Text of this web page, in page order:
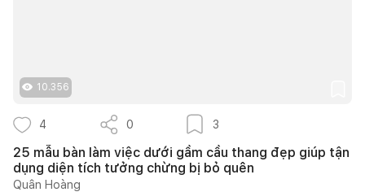
10.356
4 0 3
25 mẫu bàn làm việc dưới gầm cầu thang đẹp giúp tận
dụng diện tích tưởng chừng bị bỏ quên
Quân Hoàng